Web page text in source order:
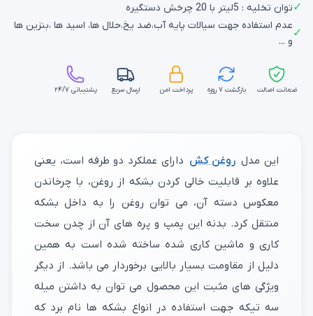
✓توان تخلیه : 5لیتر با 20 چرخش دستگیره
✓
عدم استفاده جهت سیالات پایه آب،ضد یخ،حلال ها، اسید ها ،بنزین ها
و ...
ضمانت اصالت بازگشت ۷ روزه پرداخت امن ارسال سریع پشتیبانی ۲۴/۷
این مدل روغن کش دارای عملکرد دو طرفه است، یعنی
علاوه بر قابلیت خالی کردن بشکه از روغن، با چرخاندن
معکوس دسته آن، می توان روغن را به داخل بشکه
منتقل کرد. بدنه این پمپ و پره های آن از چدن سخت
کاری و ماشین کاری شده ساخته شده است به همین
دلیل از مقاومت بسیار بالایی برخوردار می باشد. از دیگر
ویژگی های مثبت این محصول می توان به داشتن میله
سه تیکه جهت استفاده در انواع بشکه ها نام برد که